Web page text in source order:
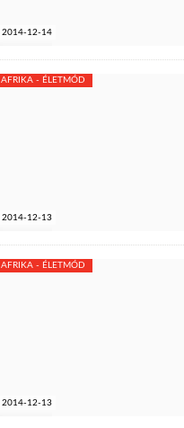
2014-12-14
2014-12-13
AFRIKA - ÉLETMÓD
2014-12-13
AFRIKA - ÉLETMÓD